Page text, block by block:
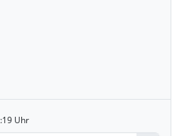
Uhr